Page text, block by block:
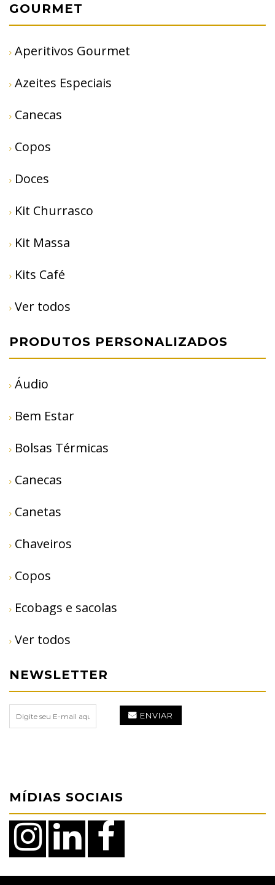
GOURMET
Aperitivos Gourmet
Azeites Especiais
Canecas
Copos
Doces
Kit Churrasco
Kit Massa
Kits Café
Ver todos
PRODUTOS PERSONALIZADOS
Áudio
Bem Estar
Bolsas Térmicas
Canecas
Canetas
Chaveiros
Copos
Ecobags e sacolas
Ver todos
NEWSLETTER
ENVIAR
MÍDIAS SOCIAIS